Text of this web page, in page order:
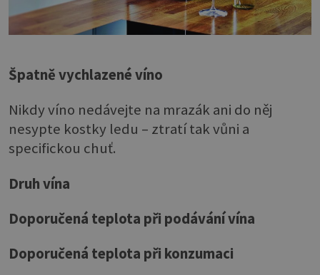
Špatně vychlazené víno
Nikdy víno nedávejte na mrazák ani do něj
nesypte kostky ledu – ztratí tak vůni a
specifickou chuť.
Druh vína
Doporučená teplota při podávání vína
Doporučená teplota při konzumaci